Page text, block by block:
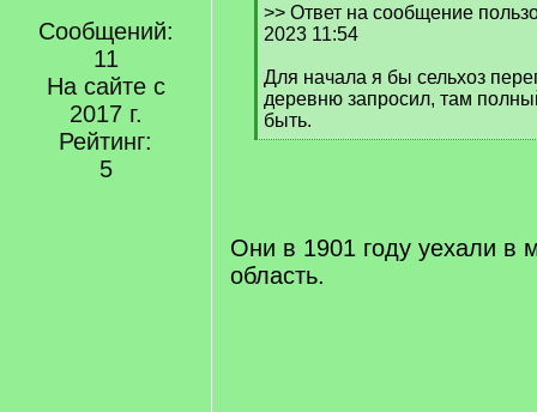
Сообщений:
11
На сайте с
2017 г.
Рейтинг:
5
[
q
>> Ответ на сообщение
2023 11:54
Для начала я бы сельхоз
деревню запросил, там
быть.
[
Они в 1901 году уехали в
область.